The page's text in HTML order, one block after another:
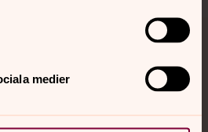
medier
Prata eller chatta anonymt